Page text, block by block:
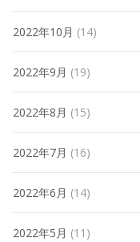
2022年10月 (14)
2022年9月 (19)
2022年8月 (15)
2022年7月 (16)
2022年6月 (14)
2022年5月 (11)